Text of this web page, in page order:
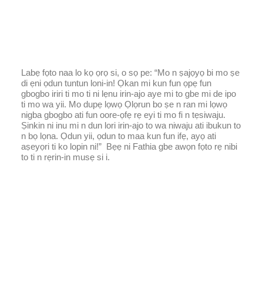
Labẹ fọto naa lo kọ ọrọ si, o sọ pe: “Mo n ṣajọyọ bi mo ṣe
di ẹni ọdun tuntun loni-in! Ọkan mi kun fun ọpẹ fun
gbogbo iriri ti mo ti ni lẹnu irin-ajo aye mi to gbe mi de ipo
ti mo wa yii. Mo dupẹ lọwọ Ọlọrun bo ṣe n ran mi lọwọ
nigba gbogbo ati fun oore-ọfẹ rẹ eyi ti mo fi n tẹsiwaju.
Ṣinkin ni inu mi n dun lori irin-ajo to wa niwaju ati ibukun to
n bọ lọna. Ọdun yii, ọdun to maa kun fun ifẹ, ayọ ati
aṣeyọri ti ko lopin ni!” Bẹẹ ni Fathia gbe awọn fọto rẹ nibi
to ti n rẹrin-in musẹ si i.